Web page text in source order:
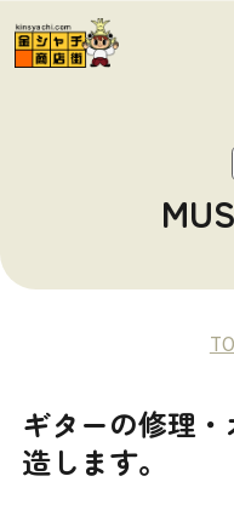
ギターの修理
造します。